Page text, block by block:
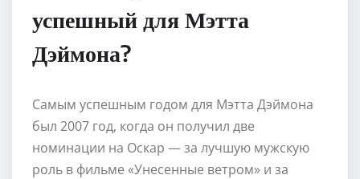
успешный для Мэтта
Дэймона?
Самым успешным годом для Мэтта Дэймона
был 2007 год, когда он получил две
номинации на Оскар — за лучшую мужскую
роль в фильме «Унесенные ветром» и за